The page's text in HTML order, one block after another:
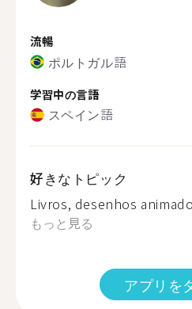
流暢
ポルトガル語
学習中の言語
スペイン語
好きなトピック
Livros, desenhos
もっと見る
アプリを